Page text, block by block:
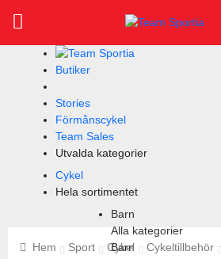
Butiker
Stories
Förmånscykel
Team Sales
Utvalda kategorier
Cykel
Hela sortimentet
Barn
Alla kategorier
Barn
Hem
Sport Cykel Cykeltillbehör